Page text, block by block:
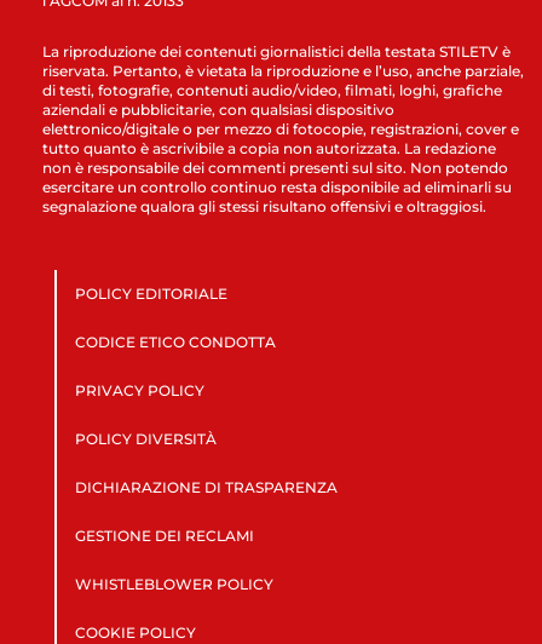
La riproduzione dei contenuti giornalistici della testata STILETV è
riservata. Pertanto, è vietata la riproduzione e l’uso, anche parziale,
di testi, fotografie, contenuti audio/video, filmati, loghi, grafiche
aziendali e pubblicitarie, con qualsiasi dispositivo
elettronico/digitale o per mezzo di fotocopie, registrazioni, cover e
tutto quanto è ascrivibile a copia non autorizzata. La redazione
non è responsabile dei commenti presenti sul sito. Non potendo
esercitare un controllo continuo resta disponibile ad eliminarli su
segnalazione qualora gli stessi risultano offensivi e oltraggiosi.
POLICY EDITORIALE
CODICE ETICO CONDOTTA
PRIVACY POLICY
POLICY DIVERSITÀ
DICHIARAZIONE DI TRASPARENZA
GESTIONE DEI RECLAMI
WHISTLEBLOWER POLICY
COOKIE POLICY